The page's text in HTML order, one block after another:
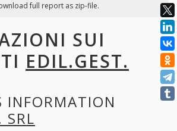
full report as zip-file.
SUI
EDIL.GEST.
INFORMATION
SRL